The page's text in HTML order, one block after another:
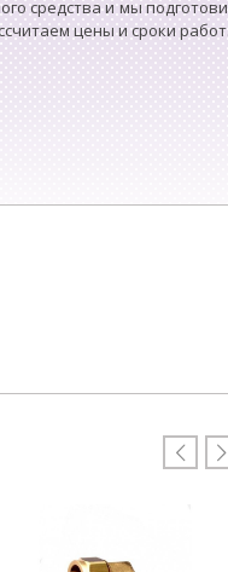
средства и мы
цены и сроки работ.
 